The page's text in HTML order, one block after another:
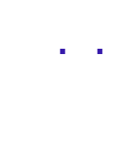
. .